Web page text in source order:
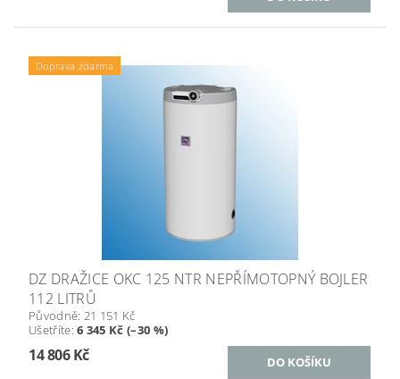
Doprava zdarma
DZ DRAŽICE OKC 125 NTR NEPŘÍMOTOPNÝ BOJLER
112 LITRŮ
Původně: 21 151 Kč
Ušetříte:6 345 Kč (–30 %)
14 806 Kč